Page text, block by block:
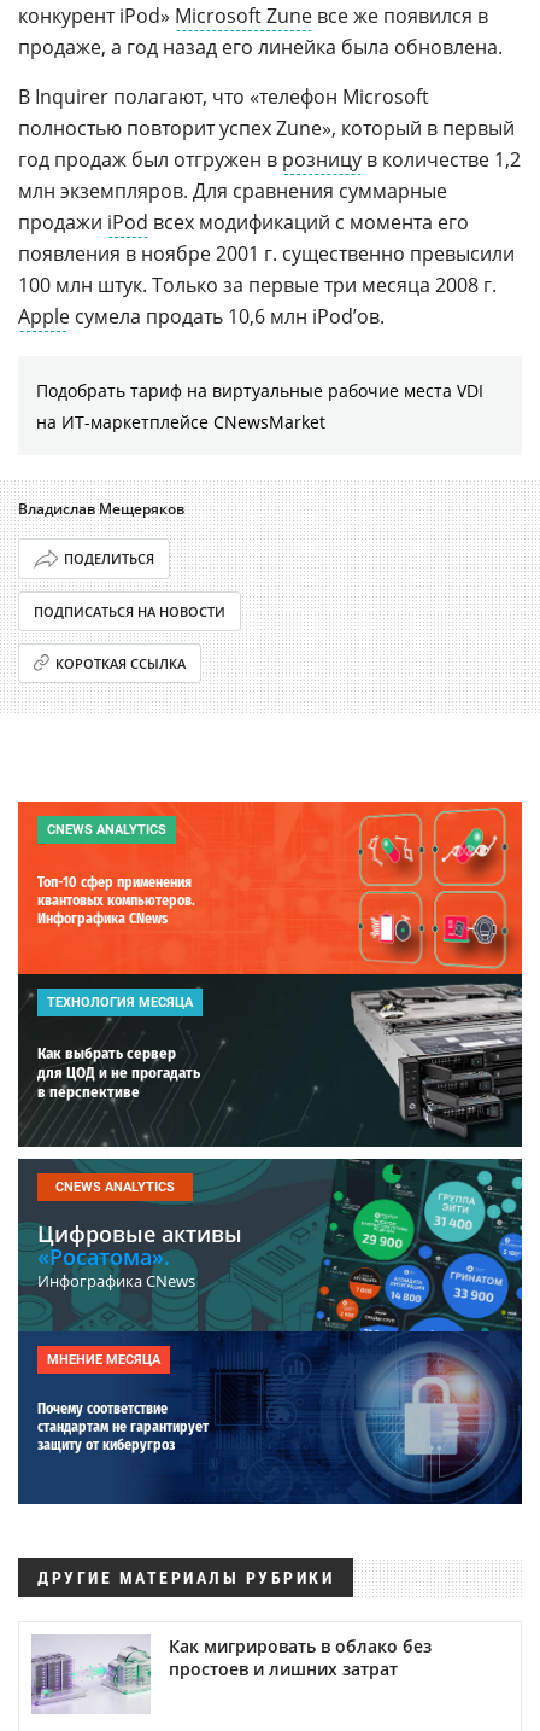
конкурент iPod» Microsoft Zune все же появился в
продаже, а год назад его линейка была обновлена.
В Inquirer полагают, что «телефон Microsoft
полностью повторит успех Zune», который в первый
год продаж был отгружен в розницу в количестве 1,2
млн экземпляров. Для сравнения суммарные
продажи iPod всех модификаций с момента его
появления в ноябре 2001 г. существенно превысили
100 млн штук. Только за первые три месяца 2008 г.
Apple сумела продать 10,6 млн iPod’ов.
Подобрать тариф на виртуальные рабочие места VDI
на ИТ-маркетплейсе CNewsMarket
Владислав Мещеряков
ПОДЕЛИТЬСЯ
ПОДПИСАТЬСЯ НА НОВОСТИ
КОРОТКАЯ ССЫЛКА
CNEWS ANALYTICS
Топ-10 сфер применения
квантовых компьютеров.
Инфографика CNews
ТЕХНОЛОГИЯ МЕСЯЦА
Как выбрать сервер
для ЦОД и не прогадать
в перспективе
CNEWS ANALYTICS
Цифровые активы
«Росатома».
Инфографика CNews
МНЕНИЕ МЕСЯЦА
Почему соответствие
стандартам не гарантирует
защиту от киберугроз
ДРУГИЕ МАТЕРИАЛЫ РУБРИКИ
Как мигрировать в облако без
простоев и лишних затрат